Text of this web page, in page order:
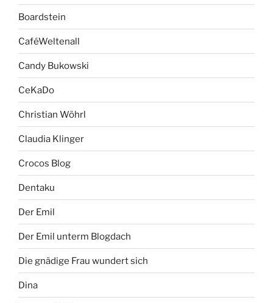
Boardstein
CaféWeltenall
Candy Bukowski
CeKaDo
Christian Wöhrl
Claudia Klinger
Crocos Blog
Dentaku
Der Emil
Der Emil unterm Blogdach
Die gnädige Frau wundert sich
Dina